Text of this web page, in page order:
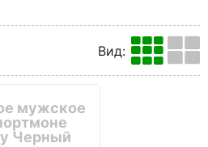
Вид:
мужское
Черный